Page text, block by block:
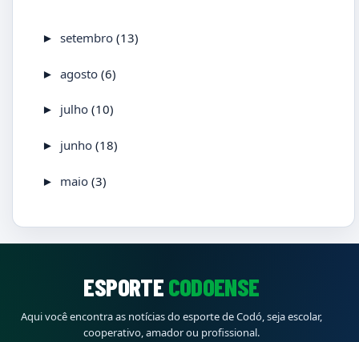
► setembro (13)
► agosto (6)
► julho (10)
► junho (18)
► maio (3)
ESPORTECODOENSE
Aqui você encontra as notícias do esporte de Codó, seja escolar,
cooperativo, amador ou profissional.